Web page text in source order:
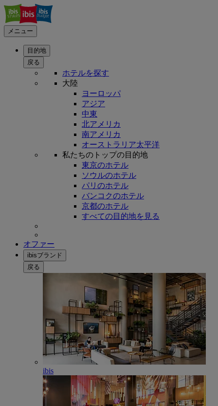
メニュー
目的地
戻る
ホテルを探す
大陸
ヨーロッパ
アジア
中東
北アメリカ
南アメリカ
オーストラリア太平洋
私たちのトップの目的地
東京のホテル
ソウルのホテル
パリのホテル
バンコクのホテル
京都のホテル
すべての目的地を見る
オファー
ibisブランド
戻る
ibis